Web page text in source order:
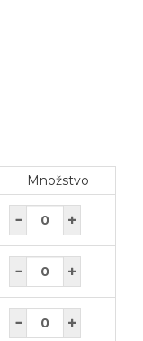
Množstvo